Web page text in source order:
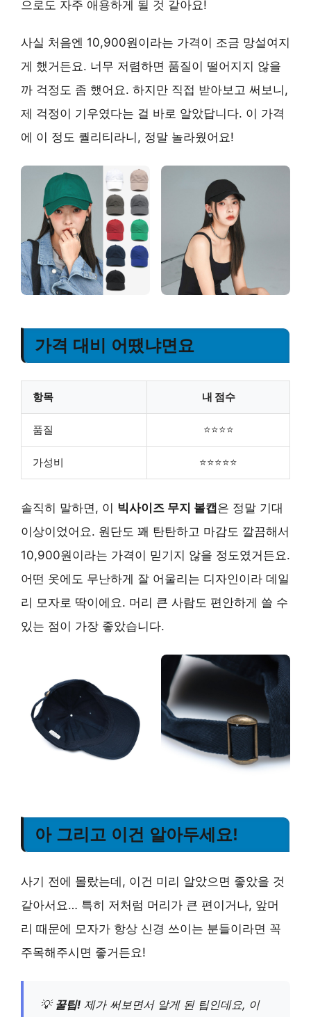
으로도 자주 애용하게 될 것 같아요!
사실 처음엔 10,900원이라는 가격이 조금 망설여지
게 했거든요. 너무 저렴하면 품질이 떨어지지 않을
까 걱정도 좀 했어요. 하지만 직접 받아보고 써보니,
제 걱정이 기우였다는 걸 바로 알았답니다. 이 가격
에 이 정도 퀄리티라니, 정말 놀라웠어요!
가격 대비 어땠냐면요
항목 내 점수
품질 ⭐⭐⭐⭐
가성비 ⭐⭐⭐⭐⭐
솔직히 말하면, 이 빅사이즈 무지 볼캡은 정말 기대
이상이었어요. 원단도 꽤 탄탄하고 마감도 깔끔해서
10,900원이라는 가격이 믿기지 않을 정도였거든요.
어떤 옷에도 무난하게 잘 어울리는 디자인이라 데일
리 모자로 딱이에요. 머리 큰 사람도 편안하게 쓸 수
있는 점이 가장 좋았습니다.
아 그리고 이건 알아두세요!
사기 전에 몰랐는데, 이건 미리 알았으면 좋았을 것
같아서요… 특히 저처럼 머리가 큰 편이거나, 앞머
리 때문에 모자가 항상 신경 쓰이는 분들이라면 꼭
주목해주시면 좋거든요!
💡 꿀팁! 제가 써보면서 알게 된 팁인데요, 이